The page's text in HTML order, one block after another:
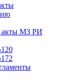
акты МЗ РИ